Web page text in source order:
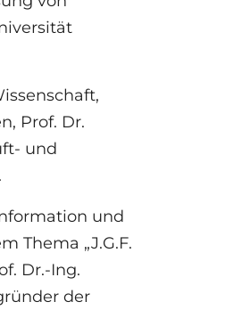
Prof. Dr.
und
und
Thema „J.G.F.
Dr.-Ing.
der